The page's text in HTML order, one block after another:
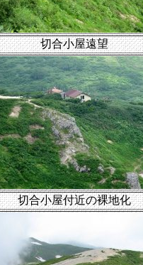
切合小屋遠望
切合小屋付近の裸地化